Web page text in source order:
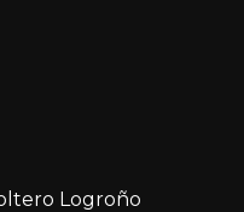
Logroño